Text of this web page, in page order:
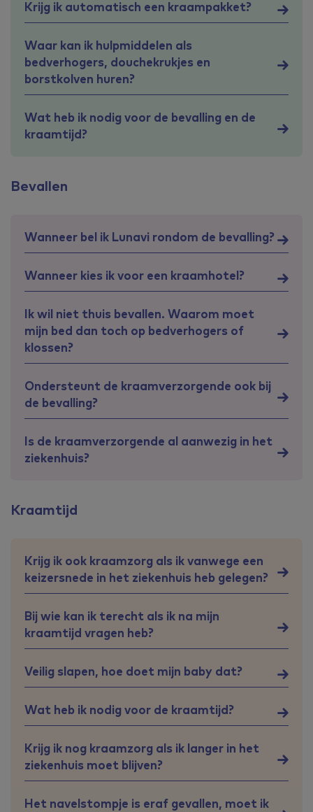
Krijg ik automatisch een kraampakket?
Waar kan ik hulpmiddelen als
bedverhogers, douchekrukjes en
borstkolven huren?
Wat heb ik nodig voor de bevalling en de
kraamtijd?
Bevallen
Wanneer bel ik Lunavi rondom de bevalling?
Wanneer kies ik voor een kraamhotel?
Ik wil niet thuis bevallen. Waarom moet
mijn bed dan toch op bedverhogers of
klossen?
Ondersteunt de kraamverzorgende ook bij
de bevalling?
Is de kraamverzorgende al aanwezig in het
ziekenhuis?
Kraamtijd
Krijg ik ook kraamzorg als ik vanwege een
keizersnede in het ziekenhuis heb gelegen?
Bij wie kan ik terecht als ik na mijn
kraamtijd vragen heb?
Veilig slapen, hoe doet mijn baby dat?
Wat heb ik nodig voor de kraamtijd?
Krijg ik nog kraamzorg als ik langer in het
ziekenhuis moet blijven?
Het navelstompje is eraf gevallen, moet ik